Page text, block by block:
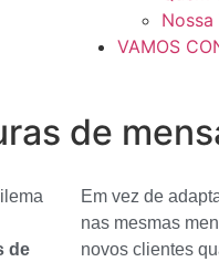
VAMOS
de
de
Em vez de
nas mesmas
novos clientes